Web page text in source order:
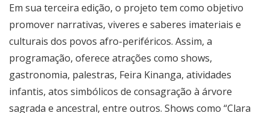
Em sua terceira edição, o projeto tem como objetivo
promover narrativas, viveres e saberes imateriais e
culturais dos povos afro-periféricos. Assim, a
programação, oferece atrações como shows,
gastronomia, palestras, Feira Kinanga, atividades
infantis, atos simbólicos de consagração à árvore
sagrada e ancestral, entre outros. Shows como “Clara